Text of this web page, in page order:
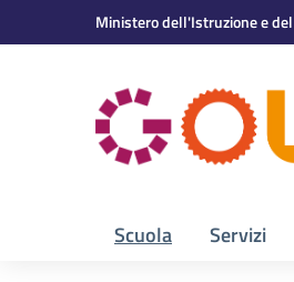
Vai ai contenuti
Vai al menu di navigazione
Ministero dell'Istruzione e
Scuola Servizi